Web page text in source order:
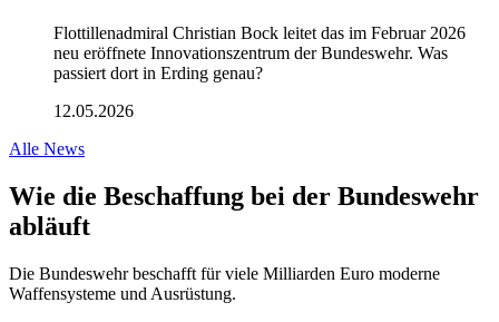
Flottillenadmiral Christian Bock leitet das im Februar 2026
neu eröffnete Innovationszentrum der Bundeswehr. Was
passiert dort in Erding genau?
12.05.2026
Alle News
Wie die Beschaffung bei der Bundeswehr
abläuft
Die Bundeswehr beschafft für viele Milliarden Euro moderne
Waffensysteme und Ausrüstung.